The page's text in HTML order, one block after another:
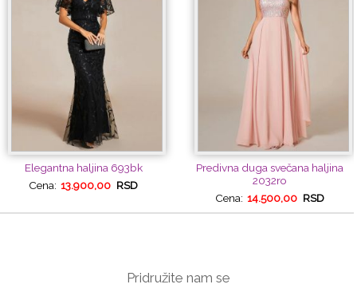
Elegantna haljina 693bk
Cena: 13.900,00 RSD
Predivna duga svečana haljina
2032ro
Cena: 14.500,00 RSD
Pridružite nam se